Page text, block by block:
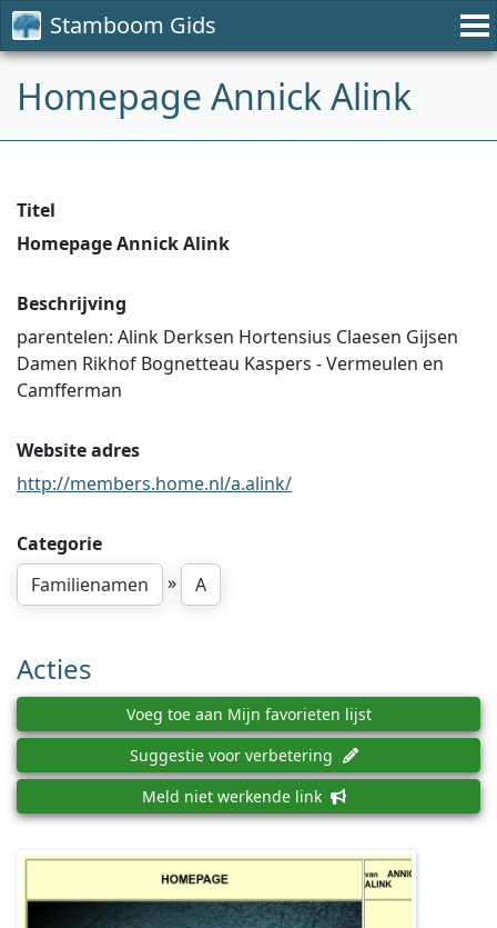
Stamboom Gids
Homepage Annick Alink
Titel
Homepage Annick Alink
Beschrijving
parentelen: Alink Derksen Hortensius Claesen Gijsen
Damen Rikhof Bognetteau Kaspers - Vermeulen en
Camfferman
Website adres
http://members.home.nl/a.alink/
Categorie
Familienamen
» A
Acties
Voeg toe aan Mijn favorieten lijst
Suggestie voor verbetering
Meld niet werkende link